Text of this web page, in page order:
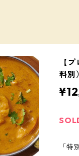
【
料別）
「